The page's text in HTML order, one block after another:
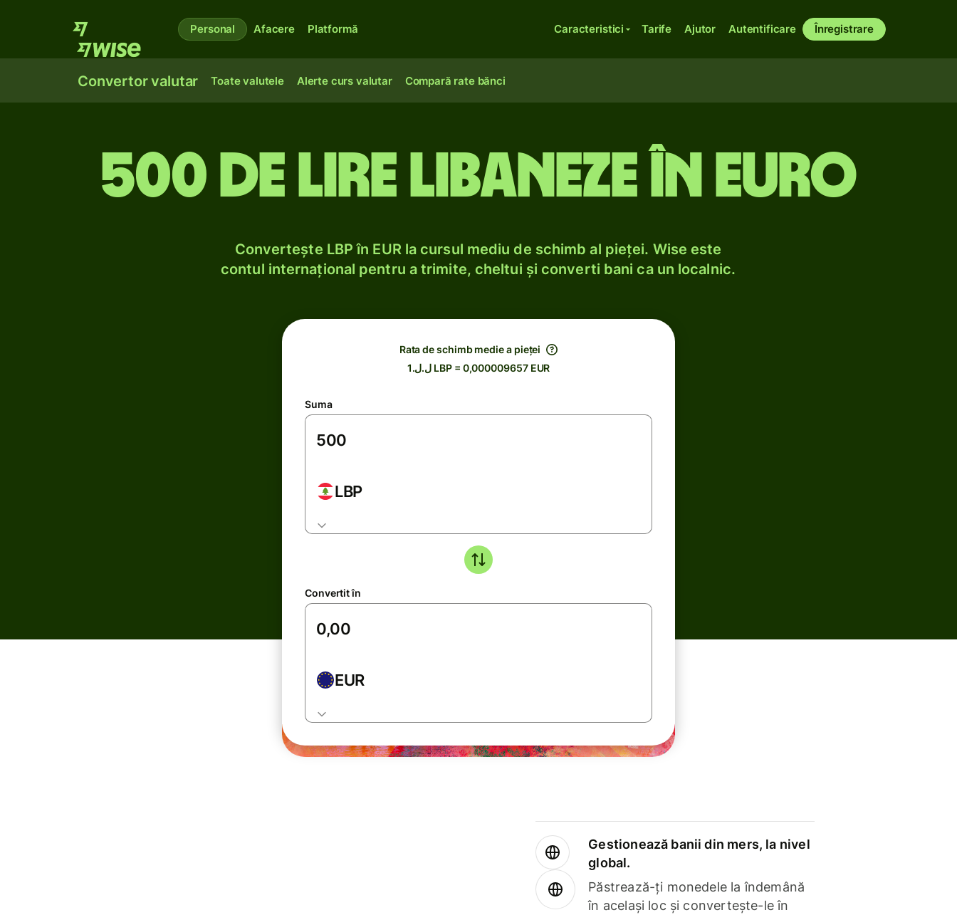
Personal Afacere Platformă Caracteristici Tarife Ajutor Autentificare Înregistrare
Convertor valutar Toate valutele Alerte curs valutar Compară rate bănci
500 de lire libaneze în euro
Convertește LBP în EUR la cursul mediu de schimb al pieței. Wise este
contul internațional pentru a trimite, cheltui și converti bani ca un localnic.
Rata de schimb medie a pieței
ل.ل.1 LBP = 0,000009657 EUR
Suma
LBP
Convertit în
EUR
Gestionează banii din mers, la nivel
global.
Păstrează-ți monedele la îndemână
în același loc și convertește-le în